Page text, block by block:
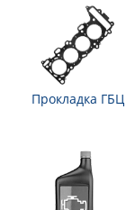
Прокладка ГБЦ